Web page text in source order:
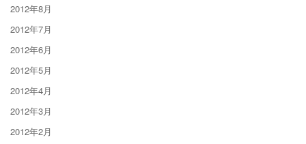
2012年8月
2012年7月
2012年6月
2012年5月
2012年4月
2012年3月
2012年2月